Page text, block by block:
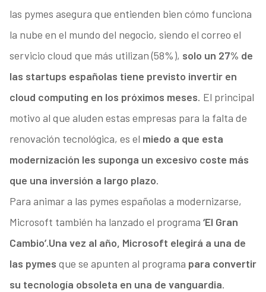
las pymes asegura que entienden bien cómo funciona
la nube en el mundo del negocio, siendo el correo el
servicio cloud que más utilizan (58%), solo un 27% de
las startups españolas tiene previsto invertir en
cloud computing en los próximos meses. El principal
motivo al que aluden estas empresas para la falta de
renovación tecnológica, es el miedo a que esta
modernización les suponga un excesivo coste más
que una inversión a largo plazo.
Para animar a las pymes españolas a modernizarse,
Microsoft también ha lanzado el programa ‘El Gran
Cambio’.Una vez al año, Microsoft elegirá a una de
las pymes que se apunten al programa para convertir
su tecnología obsoleta en una de vanguardia.